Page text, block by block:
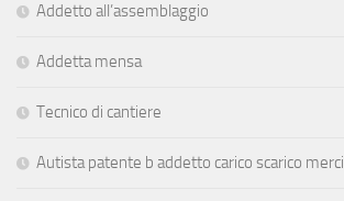
Addetto all’assemblaggio
Addetta mensa
Tecnico di cantiere
Autista patente b addetto carico scarico merci